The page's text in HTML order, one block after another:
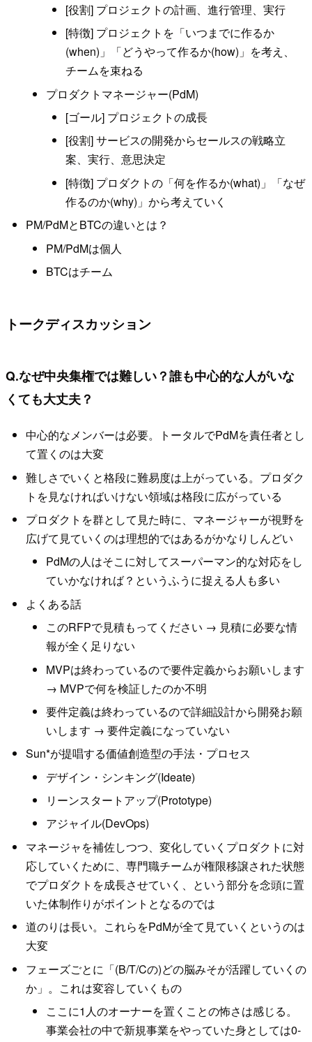
[役割] プロジェクトの計画、進行管理、実行
[特徴] プロジェクトを「いつまでに作るか
(when)」「どうやって作るか(how)」を考え、
チームを束ねる
プロダクトマネージャー(PdM)
[ゴール] プロジェクトの成長
[役割] サービスの開発からセールスの戦略立
案、実行、意思決定
[特徴] プロダクトの「何を作るか(what)」「なぜ
作るのか(why)」から考えていく
PM/PdMとBTCの違いとは？
PM/PdMは個人
BTCはチーム
トークディスカッション
Q.なぜ中央集権では難しい？誰も中心的な人がいな
くても大丈夫？
中心的なメンバーは必要。トータルでPdMを責任者とし
て置くのは大変
難しさでいくと格段に難易度は上がっている。プロダク
トを見なければいけない領域は格段に広がっている
プロダクトを群として見た時に、マネージャーが視野を
広げて見ていくのは理想的ではあるがかなりしんどい
PdMの人はそこに対してスーパーマン的な対応をし
ていかなければ？というふうに捉える人も多い
よくある話
このRFPで見積もってください → 見積に必要な情
報が全く足りない
MVPは終わっているので要件定義からお願いします
→ MVPで何を検証したのか不明
要件定義は終わっているので詳細設計から開発お願
いします → 要件定義になっていない
Sun*が提唱する価値創造型の手法・プロセス
デザイン・シンキング(Ideate)
リーンスタートアップ(Prototype)
アジャイル(DevOps)
マネージャを補佐しつつ、変化していくプロダクトに対
応していくために、専門職チームが権限移譲された状態
でプロダクトを成長させていく、という部分を念頭に置
いた体制作りがポイントとなるのでは
道のりは長い。これらをPdMが全て見ていくというのは
大変
フェーズごとに「(B/T/Cの)どの脳みそが活躍していくの
か」。これは変容していくもの
ここに1人のオーナーを置くことの怖さは感じる。
事業会社の中で新規事業をやっていた身としては0-